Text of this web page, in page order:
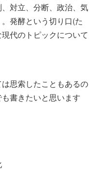
対立、分断、政治、気
発酵という切り口(た
代のトピックについて
は思索したこともあるの
書きたいと思います